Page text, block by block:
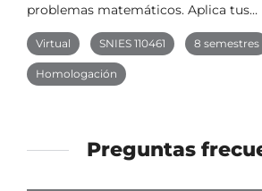
problemas matemáticos. Aplica tus…
Virtual SNIES 110461 8 semestres
Homologación
Preguntas